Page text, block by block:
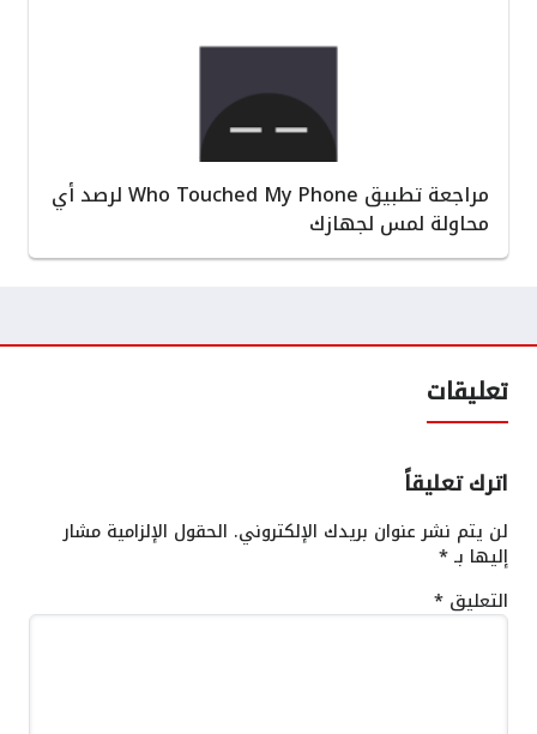
مراجعة تطبيق Who Touched My Phone لرصد أي
محاولة لمس لجهازك
تعليقات
اترك تعليقاً
لن يتم نشر عنوان بريدك الإلكتروني. الحقول الإلزامية مشار
إليها بـ*
التعليق *